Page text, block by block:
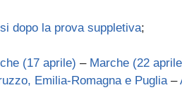
dopo la prova suppletiva;
(17 aprile) – Marche (22
Emilia-Romagna e Puglia –